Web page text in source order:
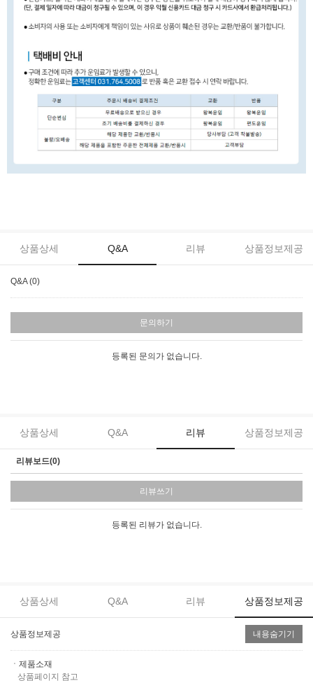
상품상세 Q&A 리뷰 상품정보제공
Q&A (0)
문의하기
등록된 문의가 없습니다.
상품상세 Q&A 리뷰 상품정보제공
리뷰보드(0)
리뷰쓰기
등록된 리뷰가 없습니다.
상품상세 Q&A 리뷰 상품정보제공
상품정보제공 내용숨기기
ㆍ제품소재
상품페이지 참고